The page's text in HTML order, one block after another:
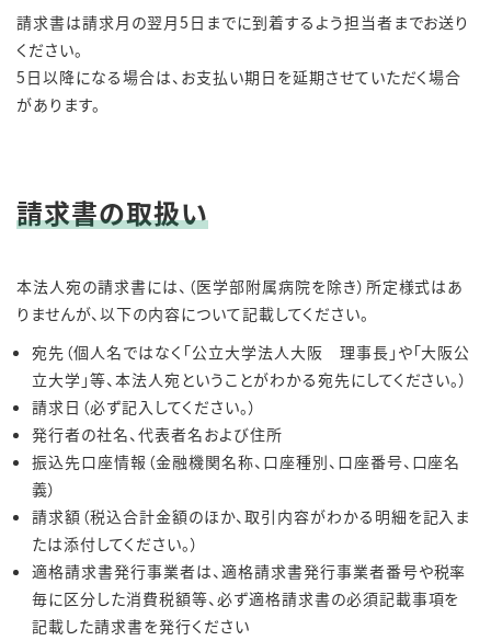
請求書は請求月の翌月5日までに到着するよう担当者までお送り
ください。
5日以降になる場合は、お支払い期日を延期させていただく場合
があります。
請求書の取扱い
本法人宛の請求書には、（医学部附属病院を除き）所定様式はあ
りませんが、以下の内容について記載してください。
宛先（個人名ではなく「公立大学法人大阪 理事長」や「大阪公
立大学」等、本法人宛ということがわかる宛先にしてください。）
請求日（必ず記入してください。）
発行者の社名、代表者名および住所
振込先口座情報（金融機関名称、口座種別、口座番号、口座名
義）
請求額（税込合計金額のほか、取引内容がわかる明細を記入ま
たは添付してください。）
適格請求書発行事業者は、適格請求書発行事業者番号や税率
毎に区分した消費税額等、必ず適格請求書の必須記載事項を
記載した請求書を発行ください